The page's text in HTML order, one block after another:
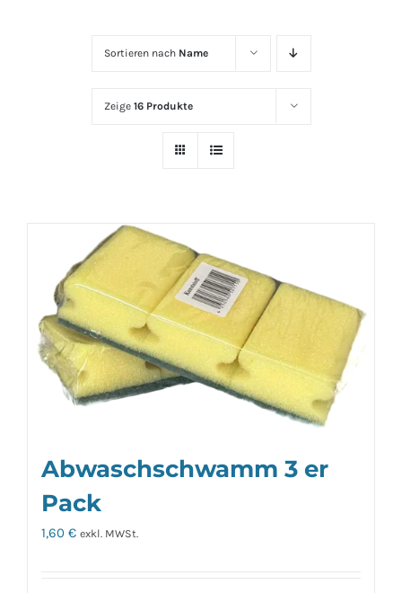
Sortieren nach Name
Zeige 16 Produkte
Abwaschschwamm 3 er
Pack
1,60 € exkl. MWSt.